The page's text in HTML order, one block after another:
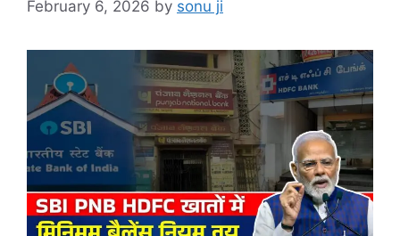
February 6, 2026 by sonu ji